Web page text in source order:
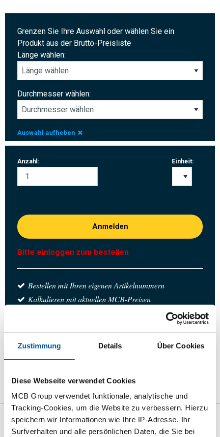
Zustimmung Details Über Cookies
Diese Webseite verwendet Cookies
MCB Group verwendet funktionale, analytische und
Tracking-Cookies, um die Website zu verbessern. Hierzu
speichern wir Informationen wie Ihre IP-Adresse, Ihr
Surfverhalten und alle persönlichen Daten, die Sie bei
Grenzen Sie Ihre Auswahl oder wählen Sie ein
Produkt aus der Brutto-Preisliste
Länge wählen:
Durchmesser wählen:
Auswahl aufheben
Anzahl: Einheit:
Anmelden
Bitte einloggen zum bestellen
Bestellen mit Ihren eigenen Artikelnummern
Kalkulieren mit aktuellen MCB-Preisen
Verfolgen Sie Ihre Bestellung über Track&Trace
Bruttopreisliste Downloads Spezifikationen
Bruttopreisliste: Rostfrei Stahl